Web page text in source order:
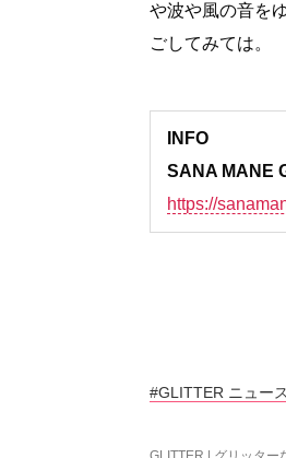
や波や風の音を
ごしてみては。
INFO
SANA MANE
https://
#GLITTER ニュース